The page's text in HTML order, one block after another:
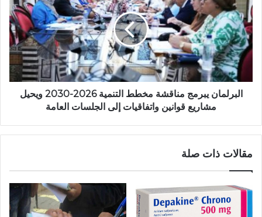
البرلمان يبرمج مناقشة مخطط التنمية 2026-2030 ويحيل
مشاريع قوانين واتفاقيات إلى الجلسات العامة
مقالات ذات صلة